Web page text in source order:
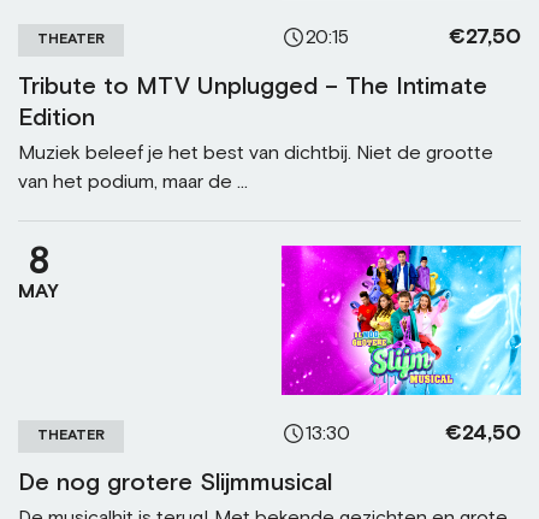
THEATER 20:15 €27,50
Tribute to MTV Unplugged – The Intimate
Edition
Muziek beleef je het best van dichtbij. Niet de grootte
van het podium, maar de ...
8
MAY
THEATER 13:30 €24,50
De nog grotere Slijmmusical